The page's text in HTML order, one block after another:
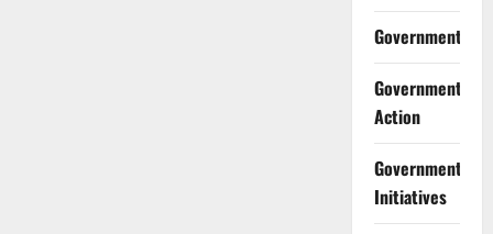
Government
Government
Action
Government
Initiatives